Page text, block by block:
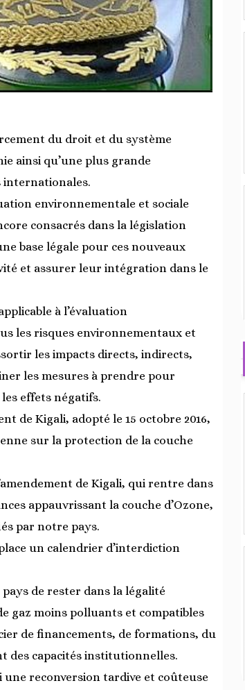
du droit et du système
ainsi qu’une plus grande
internationales.
environnementale et sociale
consacrés dans la législation
base légale pour ces nouveaux
et assurer leur intégration dans le
à l’évaluation
les risques environnementaux et
les impacts directs, indirects,
les mesures à prendre pour
effets négatifs.
de Kigali, adopté le 15 octobre 2016,
sur la protection de la couche
de Kigali, qui rentre dans
appauvrissant la couche d’Ozone,
par notre pays.
un calendrier d’interdiction
de rester dans la légalité
gaz moins polluants et compatibles
de financements, de formations, du
des capacités institutionnelles.
reconversion tardive et coûteuse